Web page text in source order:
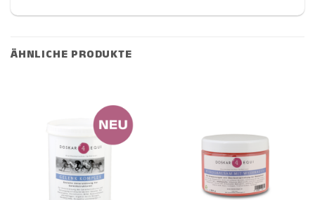
ÄHNLICHE PRODUKTE